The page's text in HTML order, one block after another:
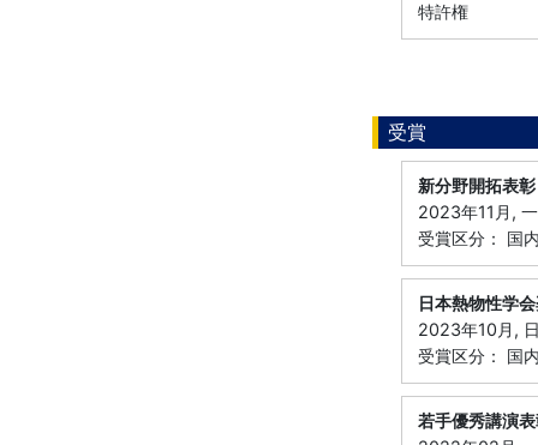
特許権
受賞
新分野開拓表彰
2023年11月,
受賞区分： 国
日本熱物性学
2023年10月,
受賞区分： 国
若手優秀講演